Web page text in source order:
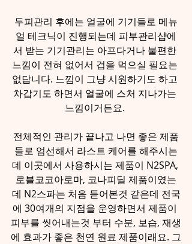
두피관리 후에는 얼굴에 기기들로 메뉴
얼 테크닉이 진행되는데 피부관리샵에
서 받는 기기관리는 아프다거나 불편한
느낌이 전혀 없어서 겁을 먹으실 필요는
없답니다. 느낌이 그냥 시원하기도 하고
차갑기도 하면서 얼굴에 스처 지나가는
느낌이거든요.
전체적인 관리가 끝나고 나면 좋은 제품
들로 엄선해서 라스트 케어를 해주시는
데 이곳에서 사용하시는 제품이 N2SPA,
로블코코아로마, 코나피딜 제품이였는
데 N2스파는 처음 듣어본것 같은데 전국
에 30여개의 지점을 운영하면서 제품이
피부를 씻어내는것 부터 수분, 보습, 재생
에 효과가 좋은 천연 원료 제품이래요. 그